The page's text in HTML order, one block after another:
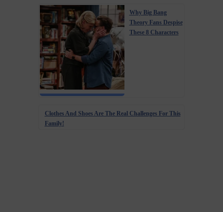
Why Big Bang
Theory Fans Despise
These 8 Characters
Clothes And Shoes Are The Real Challenges For This
Family!